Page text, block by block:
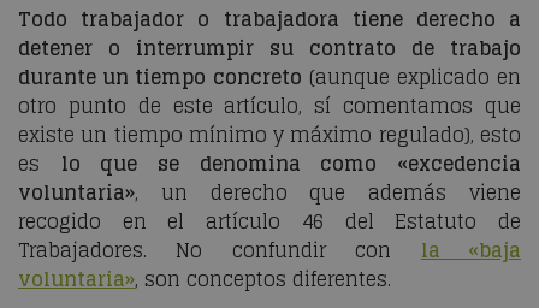
Todo trabajador o trabajadora tiene derecho a
detener o interrumpir su contrato de trabajo
durante un tiempo concreto (aunque explicado en
otro punto de este artículo, sí comentamos que
existe un tiempo mínimo y máximo regulado), esto
es lo que se denomina como «excedencia
voluntaria», un derecho que además viene
recogido en el artículo 46 del Estatuto de
Trabajadores. No confundir con la «baja
voluntaria», son conceptos diferentes.